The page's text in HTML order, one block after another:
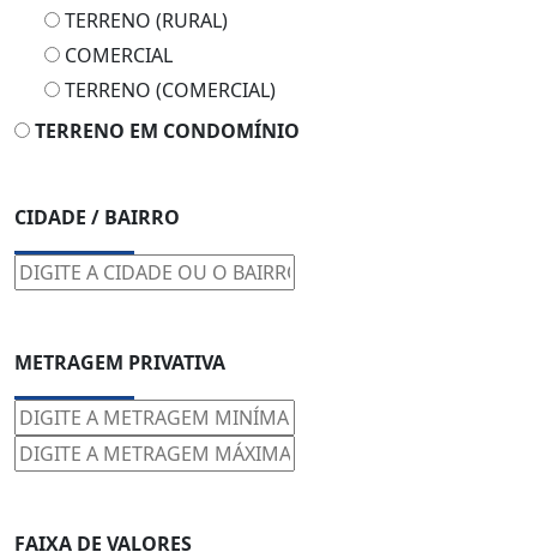
TERRENO (RURAL)
COMERCIAL
TERRENO (COMERCIAL)
TERRENO EM CONDOMÍNIO
CIDADE / BAIRRO
METRAGEM PRIVATIVA
FAIXA DE VALORES